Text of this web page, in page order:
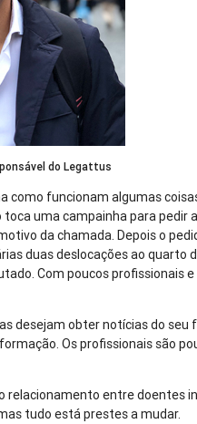
do Legattus
como funcionam algumas
uma campainha para pedir
da chamada. Depois o
duas deslocações ao
Com poucos
desejam obter notícias do
Os profissionais são
relacionamento entre doentes
tudo está prestes a mudar.